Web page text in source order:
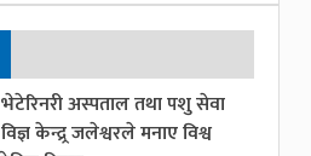
भेटेरिनरी अस्पताल तथा पशु सेवा
विज्ञ केन्द्र्र जलेश्वरले मनाए विश्व